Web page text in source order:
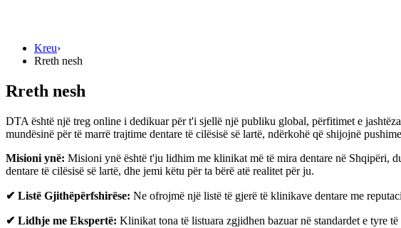
Kreu›
Rreth nesh
Rreth nesh
DTA është një treg online i dedikuar për t'i sjellë një publiku global, përfitimet e
mundësinë për të marrë trajtime dentare të cilësisë së lartë, ndërkohë që shijojnë
Misioni ynë: Misioni ynë është t'ju lidhim me klinikat më të mira dentare në Shqipëri,
dentare të cilësisë së lartë, dhe jemi këtu për ta bërë atë realitet për ju.
✔ Listë Gjithëpërfshirëse: Ne ofrojmë një listë të gjerë të klinikave dentare me
✔ Lidhje me Ekspertë: Klinikat tona të listuara zgjidhen bazuar në standardet e tyre